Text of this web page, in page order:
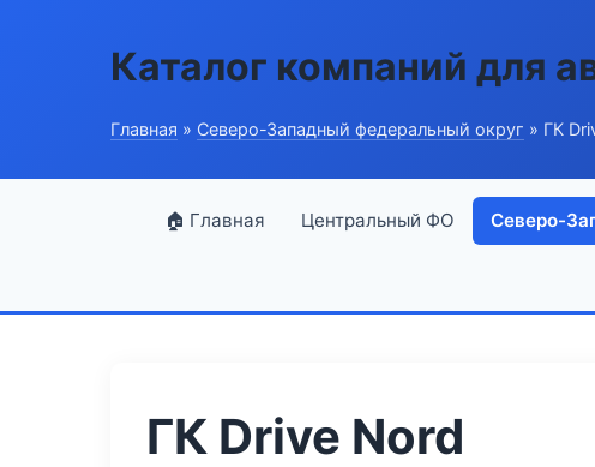
Каталог компаний для
Главная » Северо-Западный федеральный округ » ГК
🏠 Главная Центральный ФО Северо-
ГК Drive Nord